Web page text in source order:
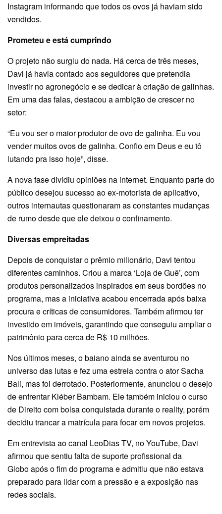
Instagram informando que todos os ovos já haviam sido
vendidos.
Prometeu e está cumprindo
O projeto não surgiu do nada. Há cerca de três meses,
Davi já havia contado aos seguidores que pretendia
investir no agronegócio e se dedicar à criação de galinhas.
Em uma das falas, destacou a ambição de crescer no
setor:
“Eu vou ser o maior produtor de ovo de galinha. Eu vou
vender muitos ovos de galinha. Confio em Deus e eu tô
lutando pra isso hoje”, disse.
A nova fase dividiu opiniões na internet. Enquanto parte do
público desejou sucesso ao ex-motorista de aplicativo,
outros internautas questionaram as constantes mudanças
de rumo desde que ele deixou o confinamento.
Diversas empreitadas
Depois de conquistar o prêmio milionário, Davi tentou
diferentes caminhos. Criou a marca ‘Loja de Guê’, com
produtos personalizados inspirados em seus bordões no
programa, mas a iniciativa acabou encerrada após baixa
procura e críticas de consumidores. Também afirmou ter
investido em imóveis, garantindo que conseguiu ampliar o
patrimônio para cerca de R$ 10 milhões.
Nos últimos meses, o baiano ainda se aventurou no
universo das lutas e fez uma estreia contra o ator Sacha
Bali, mas foi derrotado. Posteriormente, anunciou o desejo
de enfrentar Kléber Bambam. Ele também iniciou o curso
de Direito com bolsa conquistada durante o reality, porém
decidiu trancar a matrícula para focar em novos projetos.
Em entrevista ao canal LeoDias TV, no YouTube, Davi
afirmou que sentiu falta de suporte profissional da
Globoapós o fim do programa e admitiu que não estava
preparado para lidar com a pressão e a exposição nas
redes sociais.